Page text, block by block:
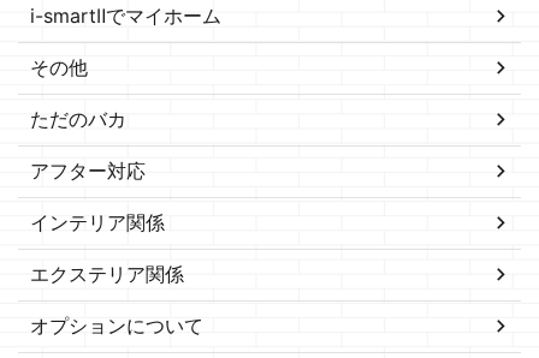
i-smartⅡでマイホーム
その他
ただのバカ
アフター対応
インテリア関係
エクステリア関係
オプションについて